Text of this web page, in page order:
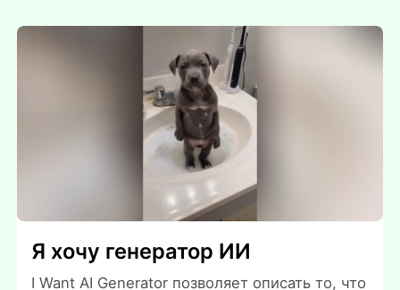
Я хочу генератор ИИ
I Want AI Generator позволяет описать то, что